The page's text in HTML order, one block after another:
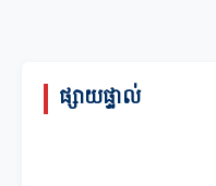
ផ្សាយផ្ទាល់